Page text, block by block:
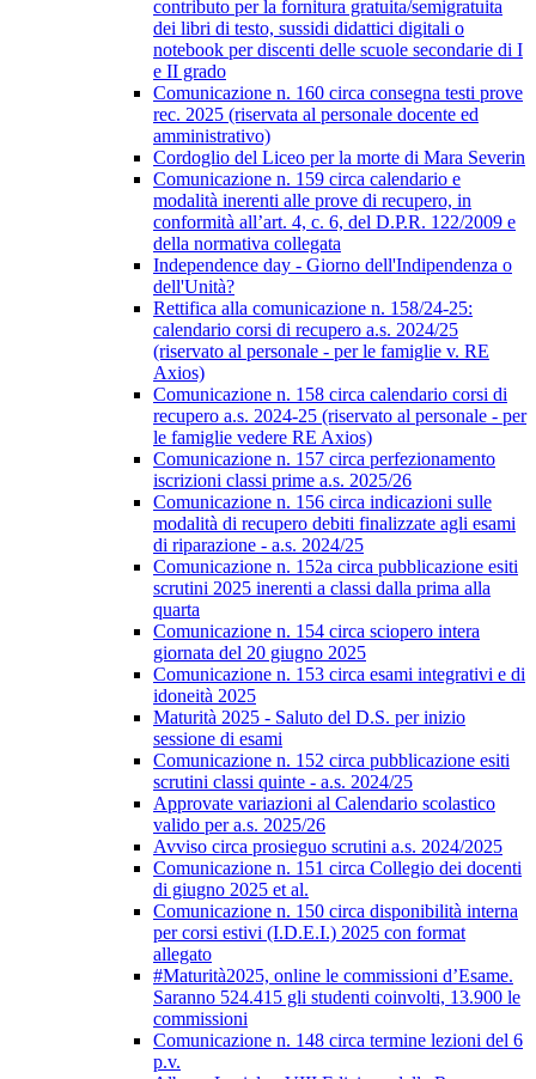
contributo per la fornitura gratuita/semigratuita
dei libri di testo, sussidi didattici digitali o
notebook per discenti delle scuole secondarie di I
e II grado
Comunicazione n. 160 circa consegna testi prove
rec. 2025 (riservata al personale docente ed
amministrativo)
Cordoglio del Liceo per la morte di Mara Severin
Comunicazione n. 159 circa calendario e
modalità inerenti alle prove di recupero, in
conformità all’art. 4, c. 6, del D.P.R. 122/2009 e
della normativa collegata
Independence day - Giorno dell'Indipendenza o
dell'Unità?
Rettifica alla comunicazione n. 158/24-25:
calendario corsi di recupero a.s. 2024/25
(riservato al personale - per le famiglie v. RE
Axios)
Comunicazione n. 158 circa calendario corsi di
recupero a.s. 2024-25 (riservato al personale - per
le famiglie vedere RE Axios)
Comunicazione n. 157 circa perfezionamento
iscrizioni classi prime a.s. 2025/26
Comunicazione n. 156 circa indicazioni sulle
modalità di recupero debiti finalizzate agli esami
di riparazione - a.s. 2024/25
Comunicazione n. 152a circa pubblicazione esiti
scrutini 2025 inerenti a classi dalla prima alla
quarta
Comunicazione n. 154 circa sciopero intera
giornata del 20 giugno 2025
Comunicazione n. 153 circa esami integrativi e di
idoneità 2025
Maturità 2025 - Saluto del D.S. per inizio
sessione di esami
Comunicazione n. 152 circa pubblicazione esiti
scrutini classi quinte - a.s. 2024/25
Approvate variazioni al Calendario scolastico
valido per a.s. 2025/26
Avviso circa prosieguo scrutini a.s. 2024/2025
Comunicazione n. 151 circa Collegio dei docenti
di giugno 2025 et al.
Comunicazione n. 150 circa disponibilità interna
per corsi estivi (I.D.E.I.) 2025 con format
allegato
#Maturità2025, online le commissioni d’Esame.
Saranno 524.415 gli studenti coinvolti, 13.900 le
commissioni
Comunicazione n. 148 circa termine lezioni del 6
p.v.